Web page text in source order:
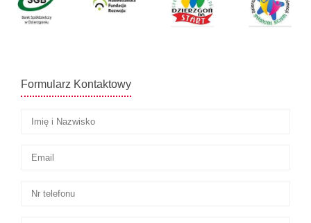
Formularz Kontaktowy